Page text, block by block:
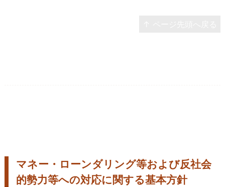
マネー・ローンダリング等および反社会
的勢力等への対応に関する基本方針